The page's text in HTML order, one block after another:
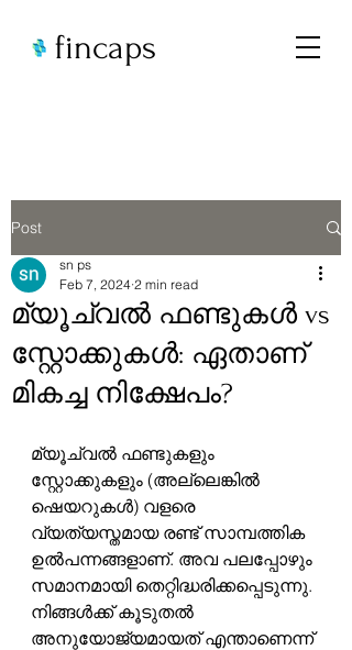
fincaps
Post
മ്യൂച്വൽ ഫണ്ടുകൾ vs
സ്റ്റോക്കുകൾ: ഏതാണ്
മികച്ച നിക്ഷേപം?
sn ps
Feb 7, 2024 2 min read
മ്യൂച്വൽ ഫണ്ടുകളും
സ്റ്റോക്കുകളും (അല്ലെങ്കിൽ
ഷെയറുകൾ) വളരെ
വ്യത്യസ്തമായ രണ്ട് സാമ്പത്തിക
ഉൽപന്നങ്ങളാണ്. അവ പലപ്പോഴും
സമാനമായി തെറ്റിദ്ധരിക്കപ്പെടുന്നു.
നിങ്ങൾക്ക് കൂടുതൽ
അനുയോജ്യമായത് എന്താണെന്ന്